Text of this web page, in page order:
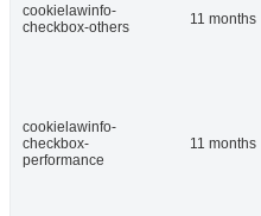
cookielawinfo-
checkbox-others
11 months
cookielawinfo-
checkbox-
performance
11 months